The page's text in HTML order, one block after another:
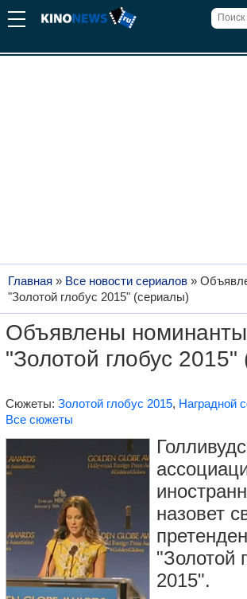
Главная » Все новости сериалов »
"Золотой глобус 2015" (сериалы)
Объявлены
"Золотой глобус
Сюжеты: Золотой глобус 2015, Наградной
Все сюжеты
назовет
"Золотой
2015".